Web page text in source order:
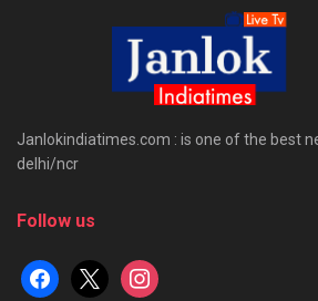
Janlokindiatimes.com : is one of the best
delhi/ncr
Follow us
facebook
x instagram